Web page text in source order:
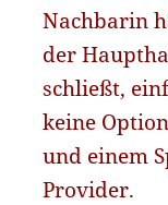
Nachbarin
der
schließt,
keine
und einem
Provider.